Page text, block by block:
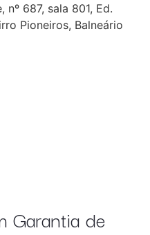
687, sala 801, Ed.
Pioneiros, Balneário
Garantia de